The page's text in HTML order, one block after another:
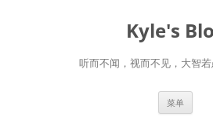
Kyle's
听而不闻，视而不见，大智
菜单